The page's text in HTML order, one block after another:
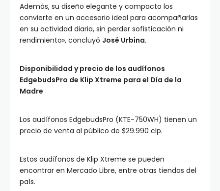
Además, su diseño elegante y compacto los
convierte en un accesorio ideal para acompañarlas
en su actividad diaria, sin perder sofisticación ni
rendimiento», concluyó José Urbina.
Disponibilidad y precio de los audífonos
EdgebudsPro de Klip Xtreme para el Día de la
Madre
Los audífonos EdgebudsPro (KTE-750WH) tienen un
precio de venta al público de $29.990 clp.
Estos audífonos de Klip Xtreme se pueden
encontrar en Mercado Libre, entre otras tiendas del
país.